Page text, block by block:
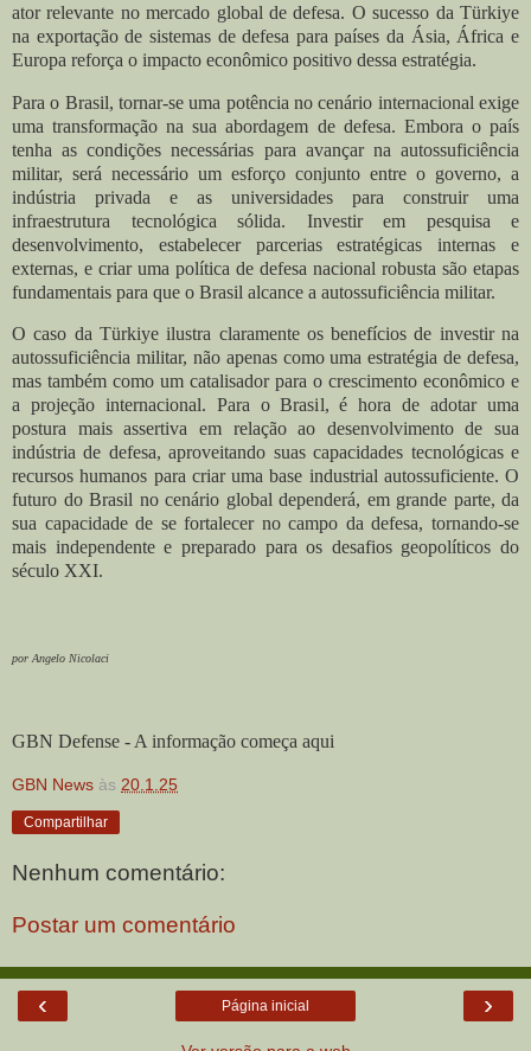
ator relevante no mercado global de defesa. O sucesso da Türkiye
na exportação de sistemas de defesa para países da Ásia, África e
Europa reforça o impacto econômico positivo dessa estratégia.
Para o Brasil, tornar-se uma potência no cenário internacional exige
uma transformação na sua abordagem de defesa. Embora o país
tenha as condições necessárias para avançar na autossuficiência
militar, será necessário um esforço conjunto entre o governo, a
indústria privada e as universidades para construir uma
infraestrutura tecnológica sólida. Investir em pesquisa e
desenvolvimento, estabelecer parcerias estratégicas internas e
externas, e criar uma política de defesa nacional robusta são etapas
fundamentais para que o Brasil alcance a autossuficiência militar.
O caso da Türkiye ilustra claramente os benefícios de investir na
autossuficiência militar, não apenas como uma estratégia de defesa,
mas também como um catalisador para o crescimento econômico e
a projeção internacional. Para o Brasil, é hora de adotar uma
postura mais assertiva em relação ao desenvolvimento de sua
indústria de defesa, aproveitando suas capacidades tecnológicas e
recursos humanos para criar uma base industrial autossuficiente. O
futuro do Brasil no cenário global dependerá, em grande parte, da
sua capacidade de se fortalecer no campo da defesa, tornando-se
mais independente e preparado para os desafios geopolíticos do
século XXI.
por Angelo Nicolaci
GBN Defense - A informação começa aqui
GBN News às 20.1.25
Compartilhar
Nenhum comentário:
Postar um comentário
‹ ›
Página inicial